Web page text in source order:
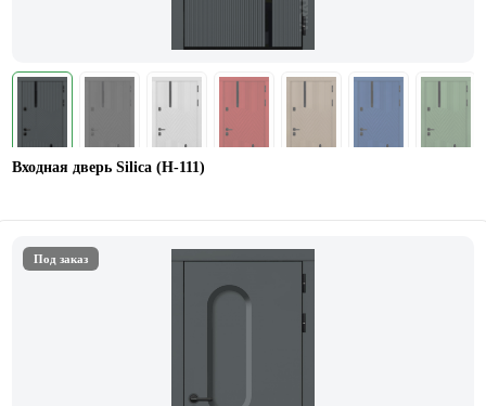
Входная дверь Silica (Н-111)
Под заказ